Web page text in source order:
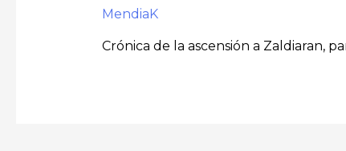
MendiaK
Crónica de la ascensión a Zaldiaran,